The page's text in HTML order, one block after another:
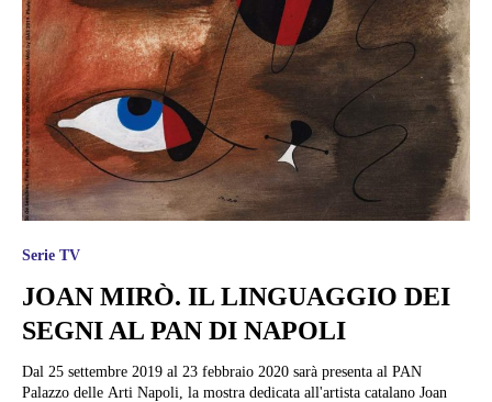
Serie TV
JOAN MIRÒ. IL LINGUAGGIO DEI
SEGNI AL PAN DI NAPOLI
Dal 25 settembre 2019 al 23 febbraio 2020 sarà presenta al PAN
Palazzo delle Arti Napoli, la mostra dedicata all'artista catalano Joan